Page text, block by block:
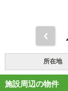
所在地
施設周辺の物件